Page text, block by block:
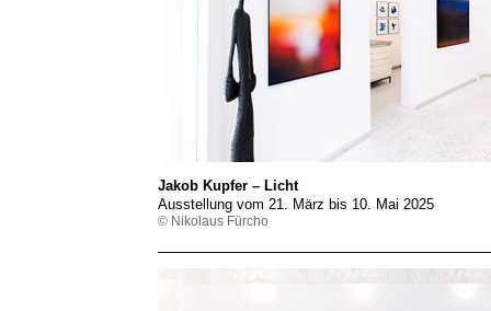
Jakob Kupfer – Licht
Ausstellung vom 21. März bis 10. Mai 2025
© Nikolaus Fürcho